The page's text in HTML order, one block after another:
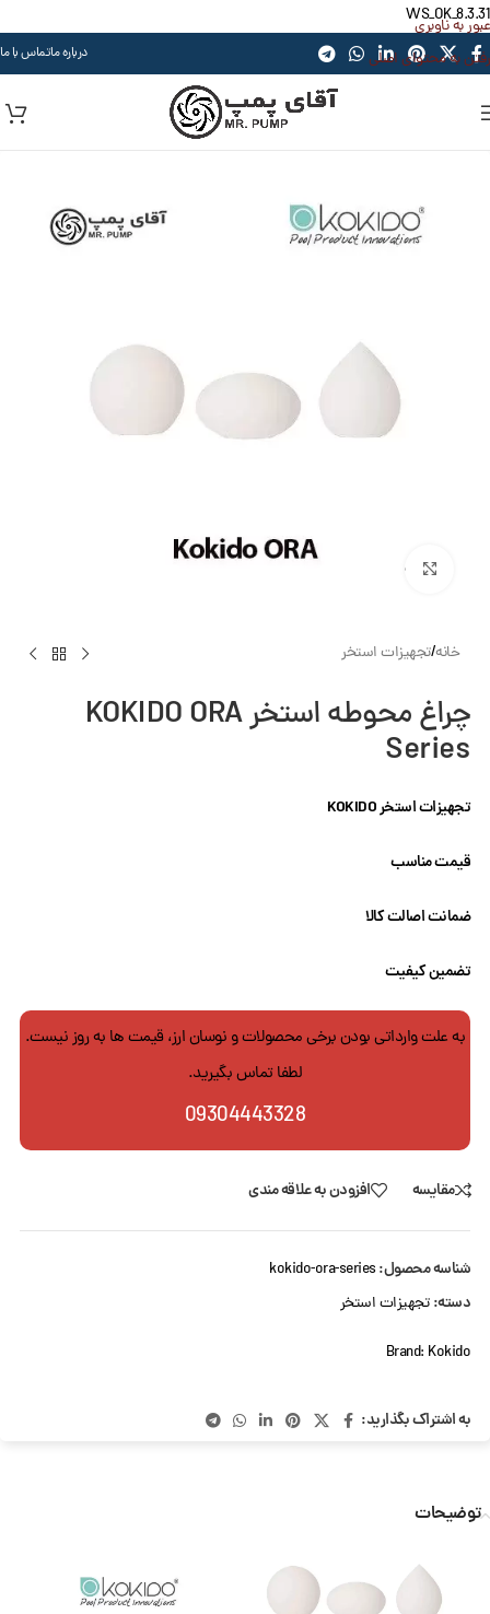
WS_OK_8.3.31
عبور به ناوبری
رفتن به محتوای اصلی
درباره ماتماس با ما
بزرگنمایی تصویر
خانه/تجهیزات استخر
چراغ محوطه استخر KOKIDO ORA
Series
تجهیزات استخر KOKIDO
قیمت مناسب
ضمانت اصالت کالا
تضمین کیفیت
به علت وارداتی بودن برخی محصولات و نوسان ارز، قیمت ها به روز نیست.
لطفا تماس بگیرید.
09304443328
مقایسه افزودن به علاقه مندی
شناسه محصول:kokido-ora-series
دسته: تجهیزات استخر
Brand: Kokido
به اشتراک بگذارید:
توضیحات